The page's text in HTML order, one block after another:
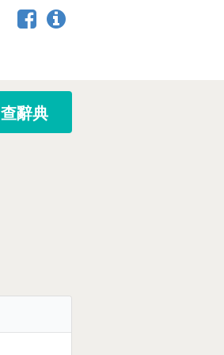
查辭典